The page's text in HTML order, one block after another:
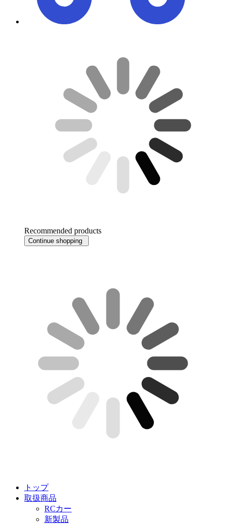
Recommended products
Continue shopping
トップ
取扱商品
RCカー
新製品